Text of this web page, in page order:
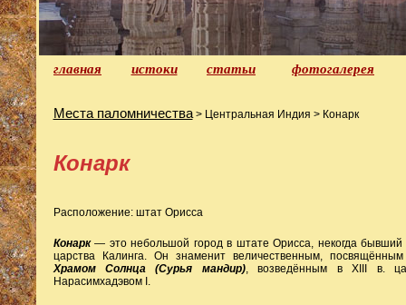
главная истоки статьи фотогалерея
Места паломничества> Центральная Индия > Конарк
Конарк
Расположение: штат Орисса
Конарк — это небольшой город в штате Орисса, некогда
царства Калинга. Он знаменит величественным,
Храмом Солнца (Сурья мандир), возведённым в XIII в.
Нарасимхадэвом I.